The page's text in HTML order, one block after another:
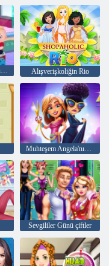
Alışverişkoliğin Rio
Sevgililer Günü çiftler